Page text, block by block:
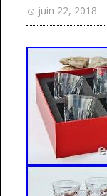
juin 22, 2018